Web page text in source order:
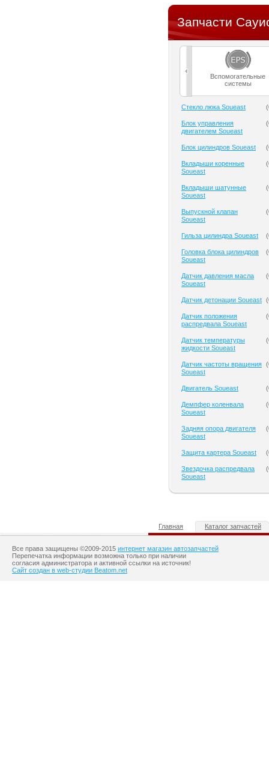
Запчасти
Вспомогательные
системы
Cтекло люка Soueast (
Блок управления
двигателем Soueast
(
Блок цилиндров Soueast (
Вкладыши коренные
Soueast
(
Вкладыши шатунные
Soueast
(
Выпускной клапан
Soueast
(
Гильза цилиндра Soueast (
Головка блока цилиндров
Soueast
(
Датчик давления масла
Soueast
(
Датчик детонации Soueast (
Датчик положения
распредвала Soueast
(
Датчик температуры
жидкости Soueast
(
Датчик частоты вращения
Soueast
(
Двигатель Soueast (
Демпфер коленвала
Soueast
(
Задняя опора двигателя
Soueast
(
Защита картера Soueast (
Звездочка распредвала
Soueast
(
Главная Каталог запчастей
Все права защищены ©2009-2015 интернет магазин автозапчастей
Перепечатка информации возможна только при наличии
согласия администратора и активной ссылки на источник!
Сайт создан в web-студии Beatom.net